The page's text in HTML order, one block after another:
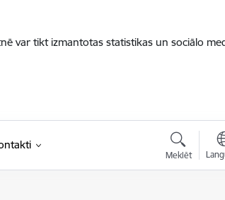
var tikt izmantotas statistikas un sociālo
Meklēt